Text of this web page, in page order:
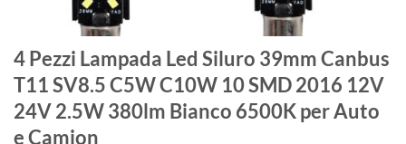
4 Pezzi Lampada Led Siluro 39mm Canbus
T11 SV8.5 C5W C10W 10 SMD 2016 12V
24V 2.5W 380lm Bianco 6500K per Auto
e Camion